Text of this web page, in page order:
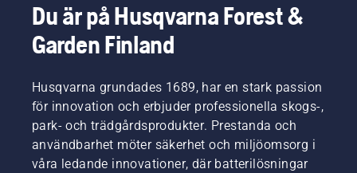
Du är på Husqvarna Forest &
Garden Finland
Husqvarna grundades 1689, har en stark passion
för innovation och erbjuder professionella skogs-,
park- och trädgårdsprodukter. Prestanda och
användbarhet möter säkerhet och miljöomsorg i
våra ledande innovationer, där batterilösningar